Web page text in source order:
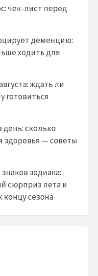
чек-лист перед
деменцию:
ходить для
ждать ли
готовиться
день: сколько
здоровья — советы
зодиака:
сюрприз лета и
сезона